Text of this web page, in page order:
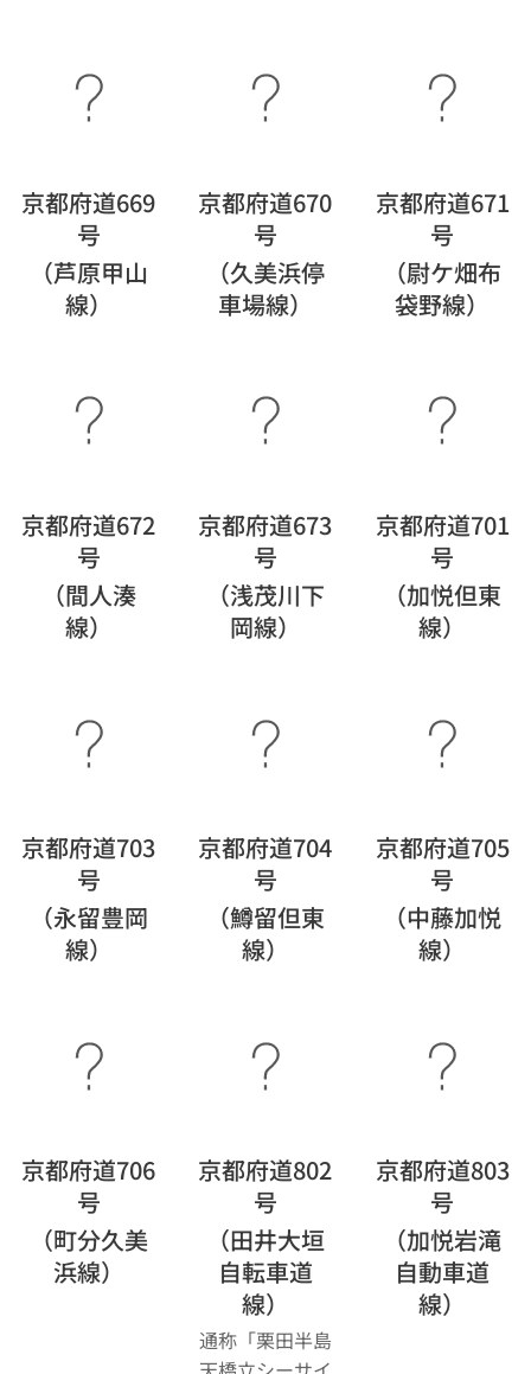
京都府道669
号
（芦原甲山
線）
京都府道670
号
（久美浜停
車場線）
京都府道671
号
（尉ケ畑布
袋野線）
京都府道672
号
（間人湊
線）
京都府道673
号
（浅茂川下
岡線）
京都府道701
号
（加悦但東
線）
京都府道703
号
（永留豊岡
線）
京都府道704
号
（鱒留但東
線）
京都府道705
号
（中藤加悦
線）
京都府道706
号
（町分久美
浜線）
京都府道802
号
（田井大垣
自転車道
線）
通称「栗田半島
京都府道803
号
（加悦岩滝
自動車道
線）